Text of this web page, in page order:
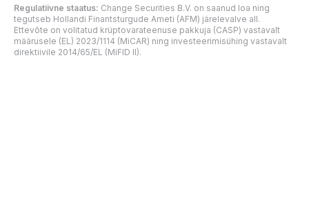
Regulatiivne staatus: Change Securities B.V. on saanud loa ning
tegutseb Hollandi Finantsturgude Ameti (AFM) järelevalve all.
Ettevõte on volitatud krüptovarateenuse pakkuja (CASP) vastavalt
määrusele (EL) 2023/1114 (MiCAR) ning investeerimisühing vastavalt
direktiivile 2014/65/EL (MiFID II).